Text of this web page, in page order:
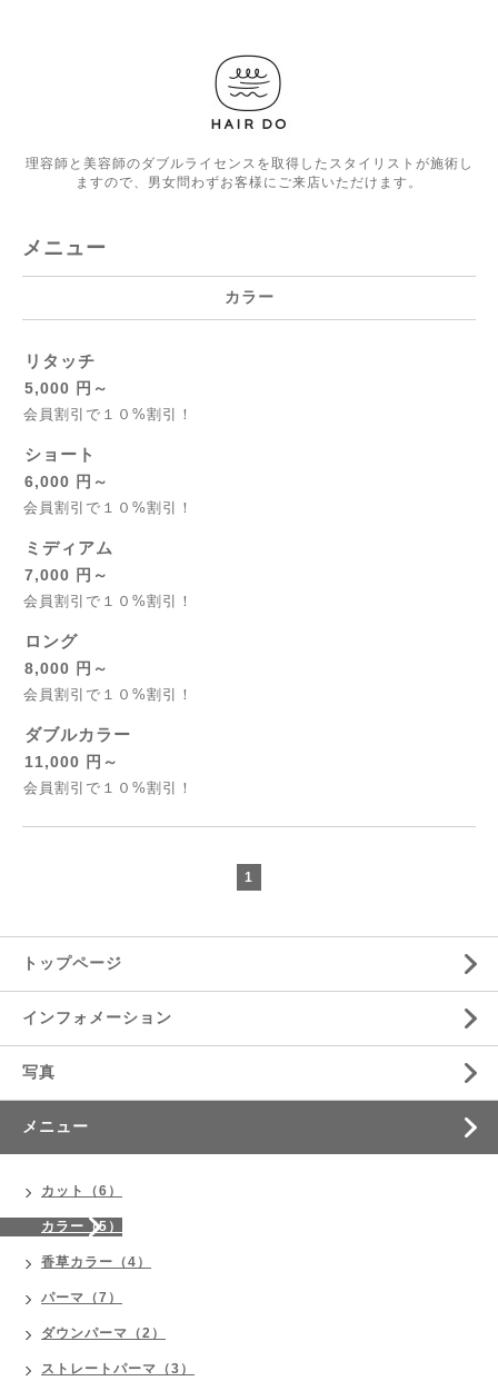
理容師と美容師のダブルライセンスを取得したスタイリストが施術し
ますので、男女問わずお客様にご来店いただけます。
メニュー
カラー
リタッチ
5,000 円～
会員割引で１０%割引！
ショート
6,000 円～
会員割引で１０%割引！
ミディアム
7,000 円～
会員割引で１０%割引！
ロング
8,000 円～
会員割引で１０%割引！
ダブルカラー
11,000 円～
会員割引で１０%割引！
1
トップページ
インフォメーション
写真
メニュー
カット（6）
カラー（5）
香草カラー（4）
パーマ（7）
ダウンパーマ（2）
ストレートパーマ（3）